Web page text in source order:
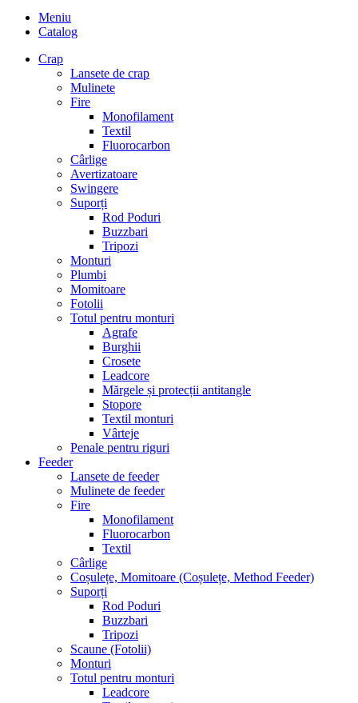
Meniu
Catalog
Crap
Lansete de crap
Mulinete
Fire
Monofilament
Textil
Fluorocarbon
Cârlige
Avertizatoare
Swingere
Suporți
Rod Poduri
Buzzbari
Tripozi
Monturi
Plumbi
Momitoare
Fotolii
Totul pentru monturi
Agrafe
Burghii
Crosete
Leadcore
Mărgele și protecții antitangle
Stopore
Textil monturi
Vârteje
Penale pentru riguri
Feeder
Lansete de feeder
Mulinete de feeder
Fire
Monofilament
Fluorocarbon
Textil
Cârlige
Coșulețe, Momitoare (Coșulețe, Method Feeder)
Suporți
Rod Poduri
Buzzbari
Tripozi
Scaune (Fotolii)
Monturi
Totul pentru monturi
Leadcore